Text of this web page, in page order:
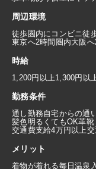
周辺環境
徒歩圏内にコンビニ徒
東京へ2時間圏内大阪
時給
1,200円以上1,300円以
勤務条件
通し勤務自宅からの通
髪色明るくてもOK革靴
交通費支給4万円以上
メリット
着物が着れる毎日温泉